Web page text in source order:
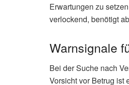
Erwartungen zu
verlockend, benötigt
Warnsignale
Bei der Suche nach
Vorsicht vor Betrug ist